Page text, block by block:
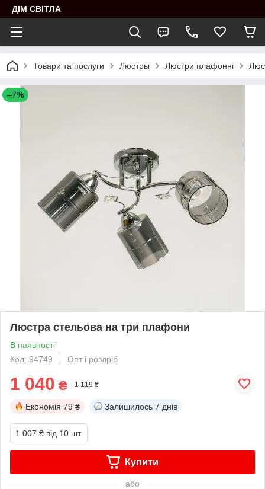
ДІМ СВІТЛА
Товари та послуги Люстры Люстри плафонні
–7%
Люстра стельова на три плафони
В наявності
Код: 94749
Опт і роздріб
1 040 ₴ 1 119 ₴
Економія 79 ₴ Залишилось 7 днів
1 007 ₴ від 10 шт.
Купити
або